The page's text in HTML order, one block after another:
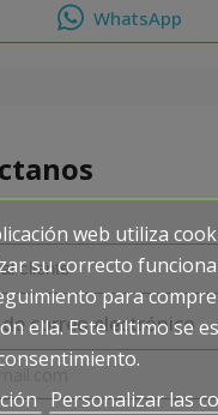
WhatsApp
correo electrónico
web utiliza
su correcto
para
ella. Este último se
Personalizar las